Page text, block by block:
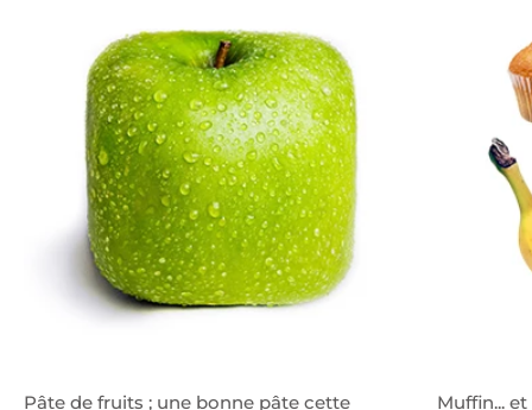
Pâte de fruits ; une bonne pâte cette
Muffin...